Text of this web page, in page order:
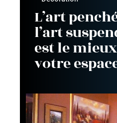
L’art
l’art
est le
votre